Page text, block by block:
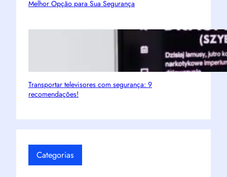
Melhor Opção para Sua Segurança
Transportar televisores com segurança: 9
recomendações!
Categorias